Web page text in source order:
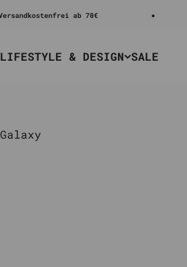
ab 70€
LIFESTYLE & DESIGN SALE